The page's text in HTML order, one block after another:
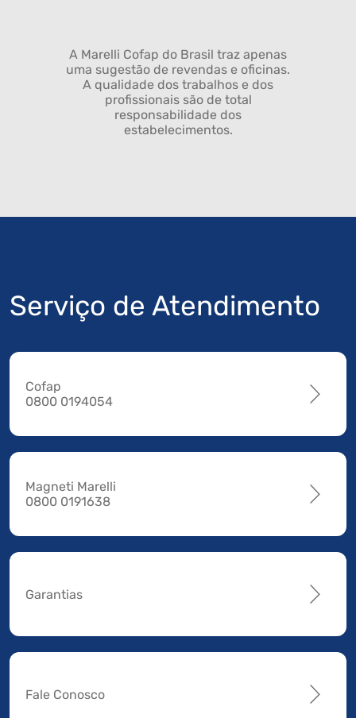
A Marelli Cofap do Brasil traz apenas
uma sugestão de revendas e oficinas.
A qualidade dos trabalhos e dos
profissionais são de total
responsabilidade dos
estabelecimentos.
Serviço de Atendimento
Cofap
0800 0194054
Magneti Marelli
0800 0191638
Garantias
Fale Conosco